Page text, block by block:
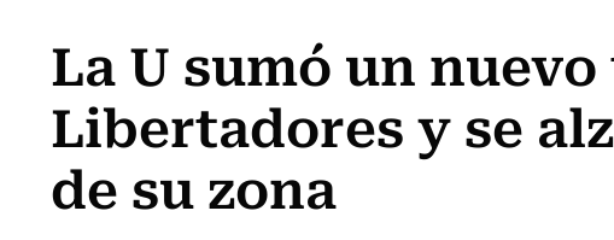
La U sumó un
Libertadores y se
de su zona